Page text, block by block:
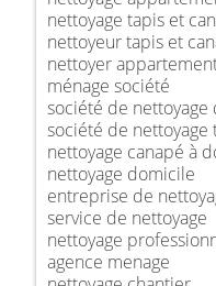
nettoyage tapis et
nettoyeur tapis et
nettoyer
ménage société
société de nettoyage
société de nettoyage
nettoyage canapé à
nettoyage domicile
entreprise de
service de nettoyage
nettoyage
agence menage